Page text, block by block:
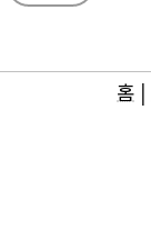
홈 |